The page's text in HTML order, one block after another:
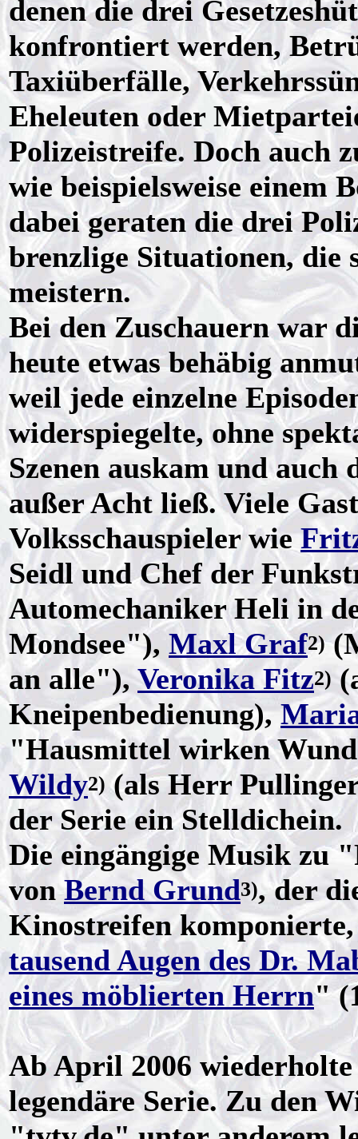
denen die drei
konfrontiert werden,
Taxiüberfälle,
Eheleuten oder
Polizeistreife. Doch auch
wie beispielsweise einem
dabei geraten die drei
brenzlige Situationen,
meistern.
Bei den Zuschauern war
heute etwas behäbig
weil jede einzelne
widerspiegelte, ohne
Szenen auskam und
außer Acht ließ. Viele
Volksschauspieler wie
Seidl und Chef der
Automechaniker Heli in
Mondsee"), Maxl Graf2)
an alle"), Veronika Fitz2)
Kneipenbedienung),
"Hausmittel wirken
Wildy2)(als Herr
der Serie ein Stelldichein.
Die eingängige Musik zu
vonBernd Grund3), der
Kinostreifen
tausend Augen des Dr.
eines möblierten Herrn"
Ab April 2006
legendäre Serie. Zu den